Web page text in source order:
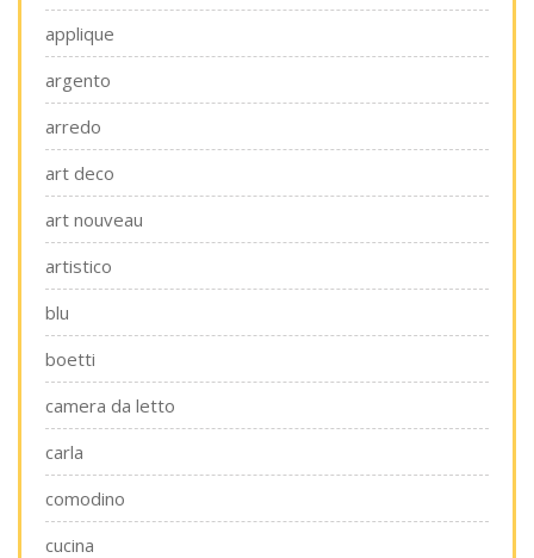
applique
argento
arredo
art deco
art nouveau
artistico
blu
boetti
camera da letto
carla
comodino
cucina